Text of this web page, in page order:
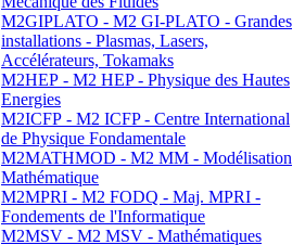
M2GIPLATO - M2 GI-PLATO - Grandes
installations - Plasmas, Lasers,
Accélérateurs, Tokamaks
M2HEP - M2 HEP - Physique des Hautes
Energies
M2ICFP - M2 ICFP - Centre International
de Physique Fondamentale
M2MATHMOD - M2 MM - Modélisation
Mathématique
M2MPRI - M2 FODQ - Maj. MPRI -
Fondements de l'Informatique
M2MSV - M2 MSV - Mathématiques